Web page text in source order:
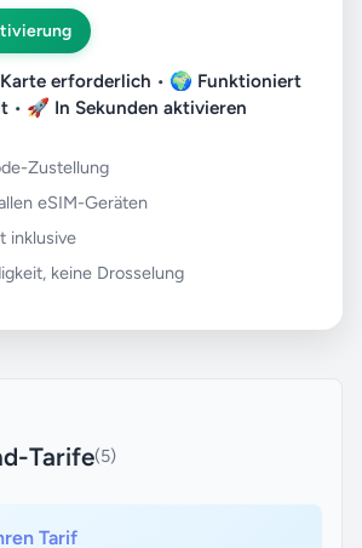
erforderlich • 🌍 Funktioniert
• 🚀 In Sekunden aktivieren
Zustellung
eSIM-Geräten
inklusive
keine Drosselung
Tarife(5)
Tarif